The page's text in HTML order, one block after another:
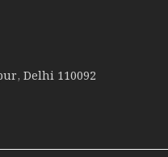
Delhi 110092